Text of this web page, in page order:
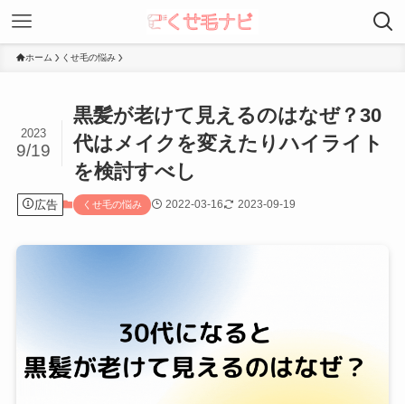
ホーム くせ毛の悩み
黒髪が老けて見えるのはなぜ？30
代はメイクを変えたりハイライト
を検討すべし
2023
9/19
広告 くせ毛の悩み 2022-03-16 2023-09-19